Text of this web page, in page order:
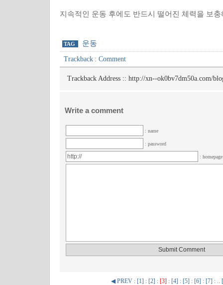
지속적인 운동 후에도 반드시 떨어진 체력을 보
TAG 운동
Trackback : Comment
Trackback Address :: http://xn--ok0bv7dm50a.com/
Write a comment
: name
: password
:
◀ PREV : [1] : [2] : [3] : [4] : [5] : [6] : [7] : ..